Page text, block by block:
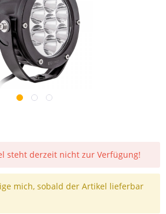
steht derzeit nicht zur Verfügung!
mich, sobald der Artikel lieferbar